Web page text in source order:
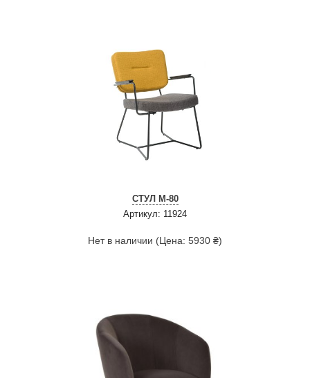
СТУЛ M-80
Артикул: 11924
Нет в наличии (Цена: 5930 ₴)